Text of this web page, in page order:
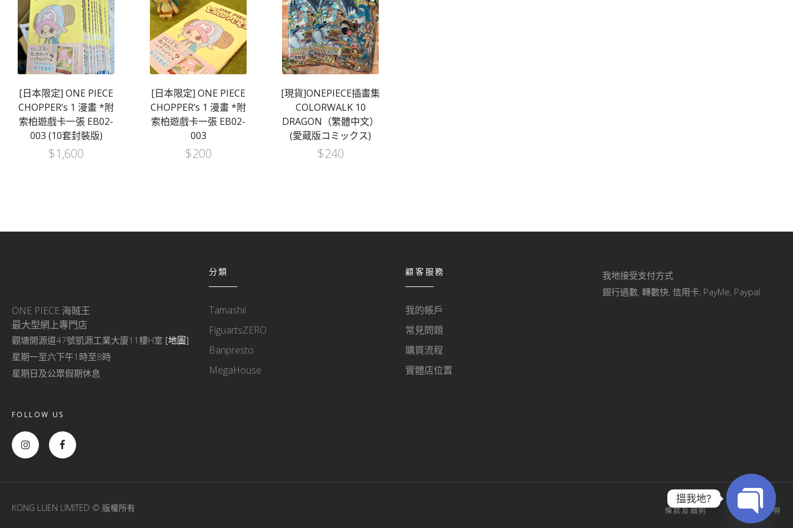
[日本限定] ONE PIECE
CHOPPER’s 1 漫畫 *附
索柏遊戲卡一張 EB02-
003 (10套封裝版)
$1,600
[日本限定] ONE PIECE
CHOPPER’s 1 漫畫 *附
索柏遊戲卡一張 EB02-
003
$200
[現貨]ONEPIECE插畫集
COLORWALK 10
DRAGON（繁體中文）
(愛蔵版コミックス)
$240
ONE PIECE 海賊王
最大型網上專門店
觀塘開源道47號凱源工業大廈11樓H室 [地圖]
星期一至六下午1時至8時
星期日及公眾假期休息
FOLLOW US
分類
Tamashii
FiguartsZERO
Banpresto
MegaHouse
顧客服務
我的帳戶
常見問題
購買流程
實體店位置
我地接受支付方式
銀行過數, 轉數快, 信用卡, PayMe, Paypal
KONG LUEN LIMITED © 版權所有 條款及細則 私隱政策聲明
搵我地?